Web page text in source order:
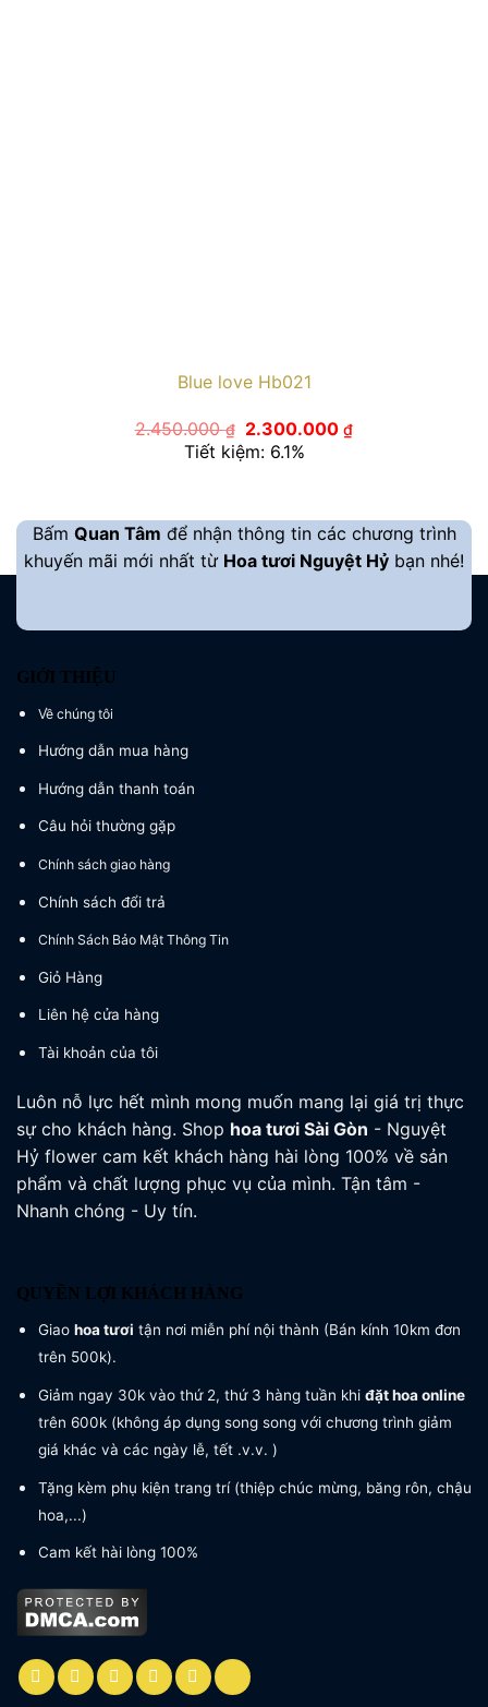
Blue love Hb021
2.450.000₫
Giá
gốc
là:
2.300.000₫Giá
Tiết kiệm: 6.1%
Bấm Quan Tâm để nhận thông tin các chương trình
khuyến mãi mới nhất từ Hoa tươi Nguyệt Hỷ bạn nhé!
GIỚI THIỆU
Về chúng tôi
Hướng dẫn mua hàng
Hướng dẫn thanh toán
Câu hỏi thường gặp
Chính sách giao hàng
Chính sách đổi trả
Chính Sách Bảo Mật Thông Tin
Giỏ Hàng
Liên hệ cửa hàng
Tài khoản của tôi
Luôn nỗ lực hết mình mong muốn mang lại giá trị thực
sự cho khách hàng. Shop hoa tươi Sài Gòn - Nguyệt
Hỷ flower cam kết khách hàng hài lòng 100% về sản
phẩm và chất lượng phục vụ của mình. Tận tâm -
Nhanh chóng - Uy tín.
QUYỀN LỢI KHÁCH HÀNG
Giao hoa tươi tận nơi miễn phí nội thành (Bán kính 10km đơn
trên 500k).
Giảm ngay 30k vào thứ 2, thứ 3 hàng tuần khi đặt hoa online
trên 600k (không áp dụng song song với chương trình giảm
giá khác và các ngày lễ, tết .v.v. )
Tặng kèm phụ kiện trang trí (thiệp chúc mừng, băng rôn, chậu
hoa,...)
Cam kết hài lòng 100%